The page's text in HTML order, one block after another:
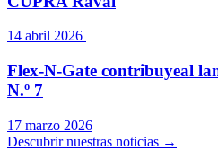
14 abril 2026
Flex-N-Gate contribuyeal
N.º 7
17 marzo 2026
Descubrir nuestras noticias →